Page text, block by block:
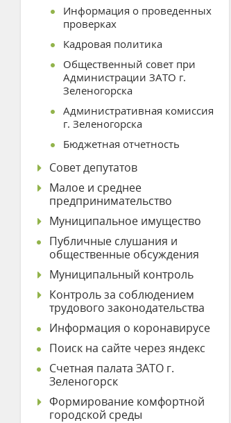
Информация о проведенных
проверках
Кадровая политика
Общественный совет при
Администрации ЗАТО г.
Зеленогорска
Административная комиссия
г. Зеленогорска
Бюджетная отчетность
Совет депутатов
Малое и среднее
предпринимательство
Муниципальное имущество
Публичные слушания и
общественные обсуждения
Муниципальный контроль
Контроль за соблюдением
трудового законодательства
Информация о коронавирусе
Поиск на сайте через яндекс
Счетная палата ЗАТО г.
Зеленогорск
Формирование комфортной
городской среды